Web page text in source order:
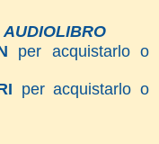
AUDIOLIBRO
per acquistarlo o
per acquistarlo o